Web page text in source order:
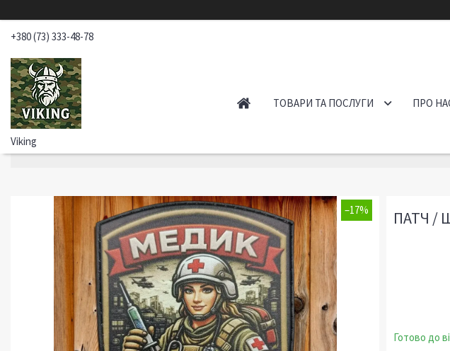
+380 (73) 333-48-78
Viking
ТОВАРИ ТА ПОСЛУГИ ПРО
–17% ПАТЧ /
Готово до